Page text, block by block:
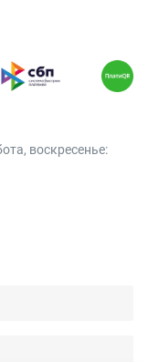
воскресенье: